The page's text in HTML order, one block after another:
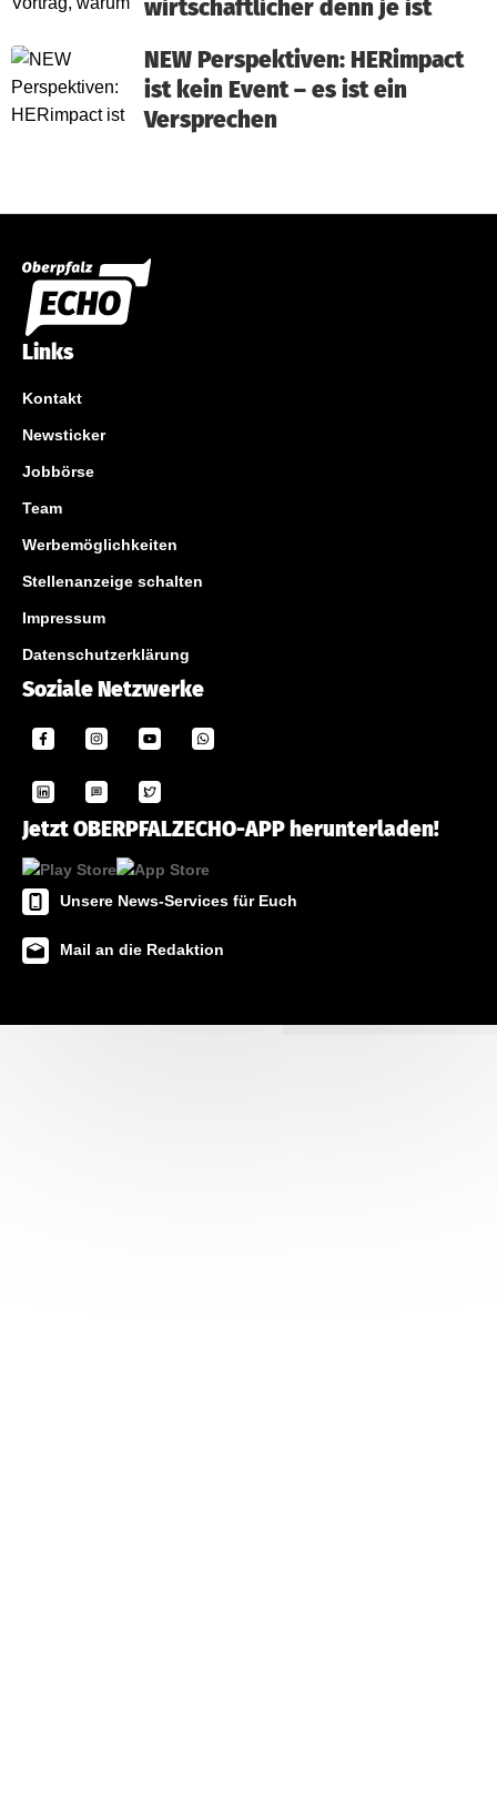
wirtschaftlicher denn je ist
NEW Perspektiven: HERimpact
ist kein Event – es ist ein
Versprechen
Links
Kontakt
Newsticker
Jobbörse
Team
Werbemöglichkeiten
Stellenanzeige schalten
Impressum
Datenschutzerklärung
Soziale Netzwerke
Jetzt OBERPFALZECHO-APP herunterladen!
Unsere News-Services für Euch
Mail an die Redaktion